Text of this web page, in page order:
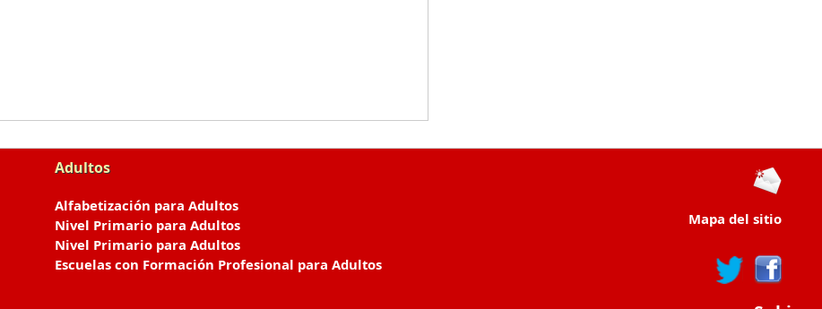
Adultos
Alfabetización para Adultos
Nivel Primario para Adultos
Nivel Primario para Adultos
Escuelas con Formación Profesional para Adultos
Mapa del sitio